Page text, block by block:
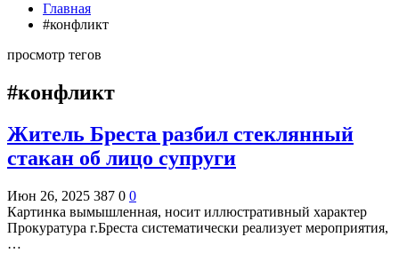
Главная
#конфликт
просмотр тегов
#конфликт
Житель Бреста разбил стеклянный
стакан об лицо супруги
Июн 26, 2025 387 0 0
Картинка вымышленная, носит иллюстративный характер
Прокуратура г.Бреста систематически реализует мероприятия,
…